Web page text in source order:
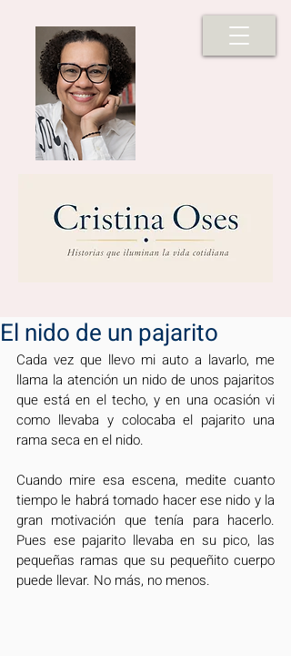
El nido de un pajarito
Cada vez que llevo mi auto a lavarlo, me
llama la atención un nido de unos pajaritos
que está en el techo, y en una ocasión vi
como llevaba y colocaba el pajarito una
rama seca en el nido.
Cuando mire esa escena, medite cuanto
tiempo le habrá tomado hacer ese nido y la
gran motivación que tenía para hacerlo.
Pues ese pajarito llevaba en su pico, las
pequeñas ramas que su pequeñito cuerpo
puede llevar. No más, no menos.